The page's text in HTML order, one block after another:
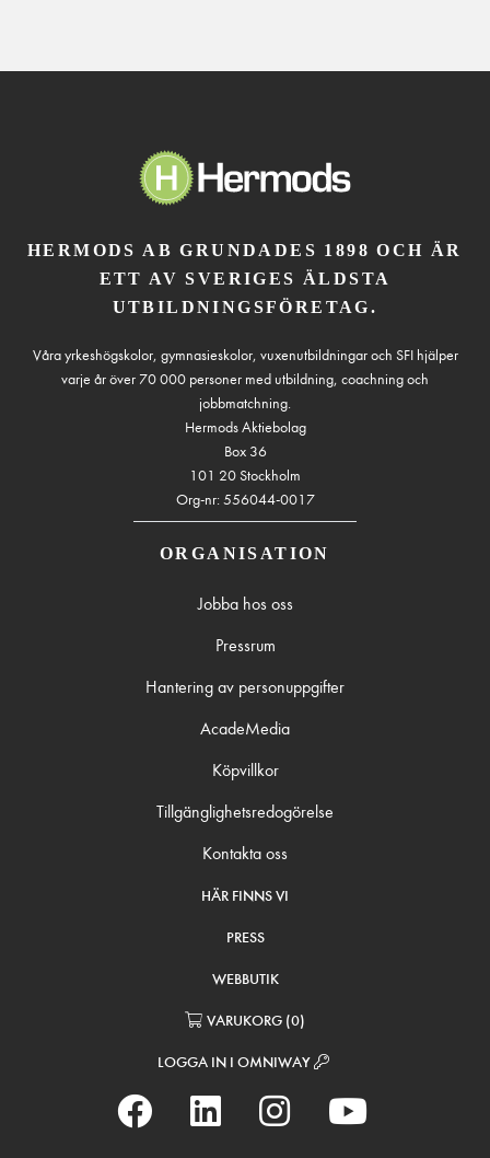
HERMODS AB GRUNDADES 1898 OCH ÄR
ETT AV SVERIGES ÄLDSTA
UTBILDNINGSFÖRETAG.
Våra yrkeshögskolor, gymnasieskolor, vuxenutbildningar och SFI hjälper
varje år över 70 000 personer med utbildning, coachning och
jobbmatchning.
Hermods Aktiebolag
Box 36
101 20 Stockholm
Org-nr: 556044-0017
ORGANISATION
Jobba hos oss
Pressrum
Hantering av personuppgifter
AcadeMedia
Köpvillkor
Tillgänglighetsredogörelse
Kontakta oss
HÄR FINNS VI
PRESS
WEBBUTIK
VARUKORG (0)
LOGGA IN I OMNIWAY